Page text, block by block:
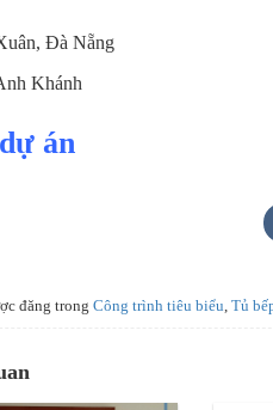
Đà Nẵng
Khánh
án
đăng trong Công trình tiêu biểu, Tủ